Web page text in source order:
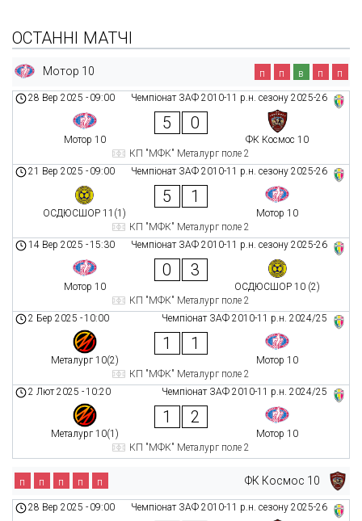
ОСТАННІ МАТЧІ
Мотор 10 п п в п п
Чемпіонат ЗАФ 2010-11 р.н. сезону 2025-26
28 Вер 2025 - 09:00
Мотор 10
5 0
ФК Космос 10
КП "МФК" Металург поле 2
Чемпіонат ЗАФ 2010-11 р.н. сезону 2025-26
21 Вер 2025 - 09:00
ОСДЮСШОР 11(1)
5 1
Мотор 10
КП "МФК" Металург поле 2
Чемпіонат ЗАФ 2010-11 р.н. сезону 2025-26
14 Вер 2025 -15:30
Мотор 10
0 3
ОСДЮСШОР 10 (2)
КП "МФК" Металург поле 2
Чемпіонат ЗАФ 2010-11 р.н. 2024/25
2 Бер 2025 -10:00
Металург 10(2)
1 1
Мотор 10
КП "МФК" Металург поле 2
Чемпіонат ЗАФ 2010-11 р.н. 2024/25
2 Лют 2025 -10:20
Металург 10(1)
1 2
Мотор 10
КП "МФК" Металург поле 2
ФК Космос 10
п п п п п
Чемпіонат ЗАФ 2010-11 р.н. сезону 2025-26
28 Вер 2025 - 09:00